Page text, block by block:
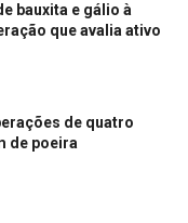
bauxita e gálio à
que avalia ativo
de quatro
de poeira